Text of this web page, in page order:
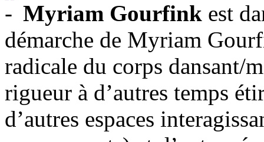
Myriam Gourfink est
démarche de Myriam
radicale du corps dansant/
rigueur à d’autres temps
d’autres espaces